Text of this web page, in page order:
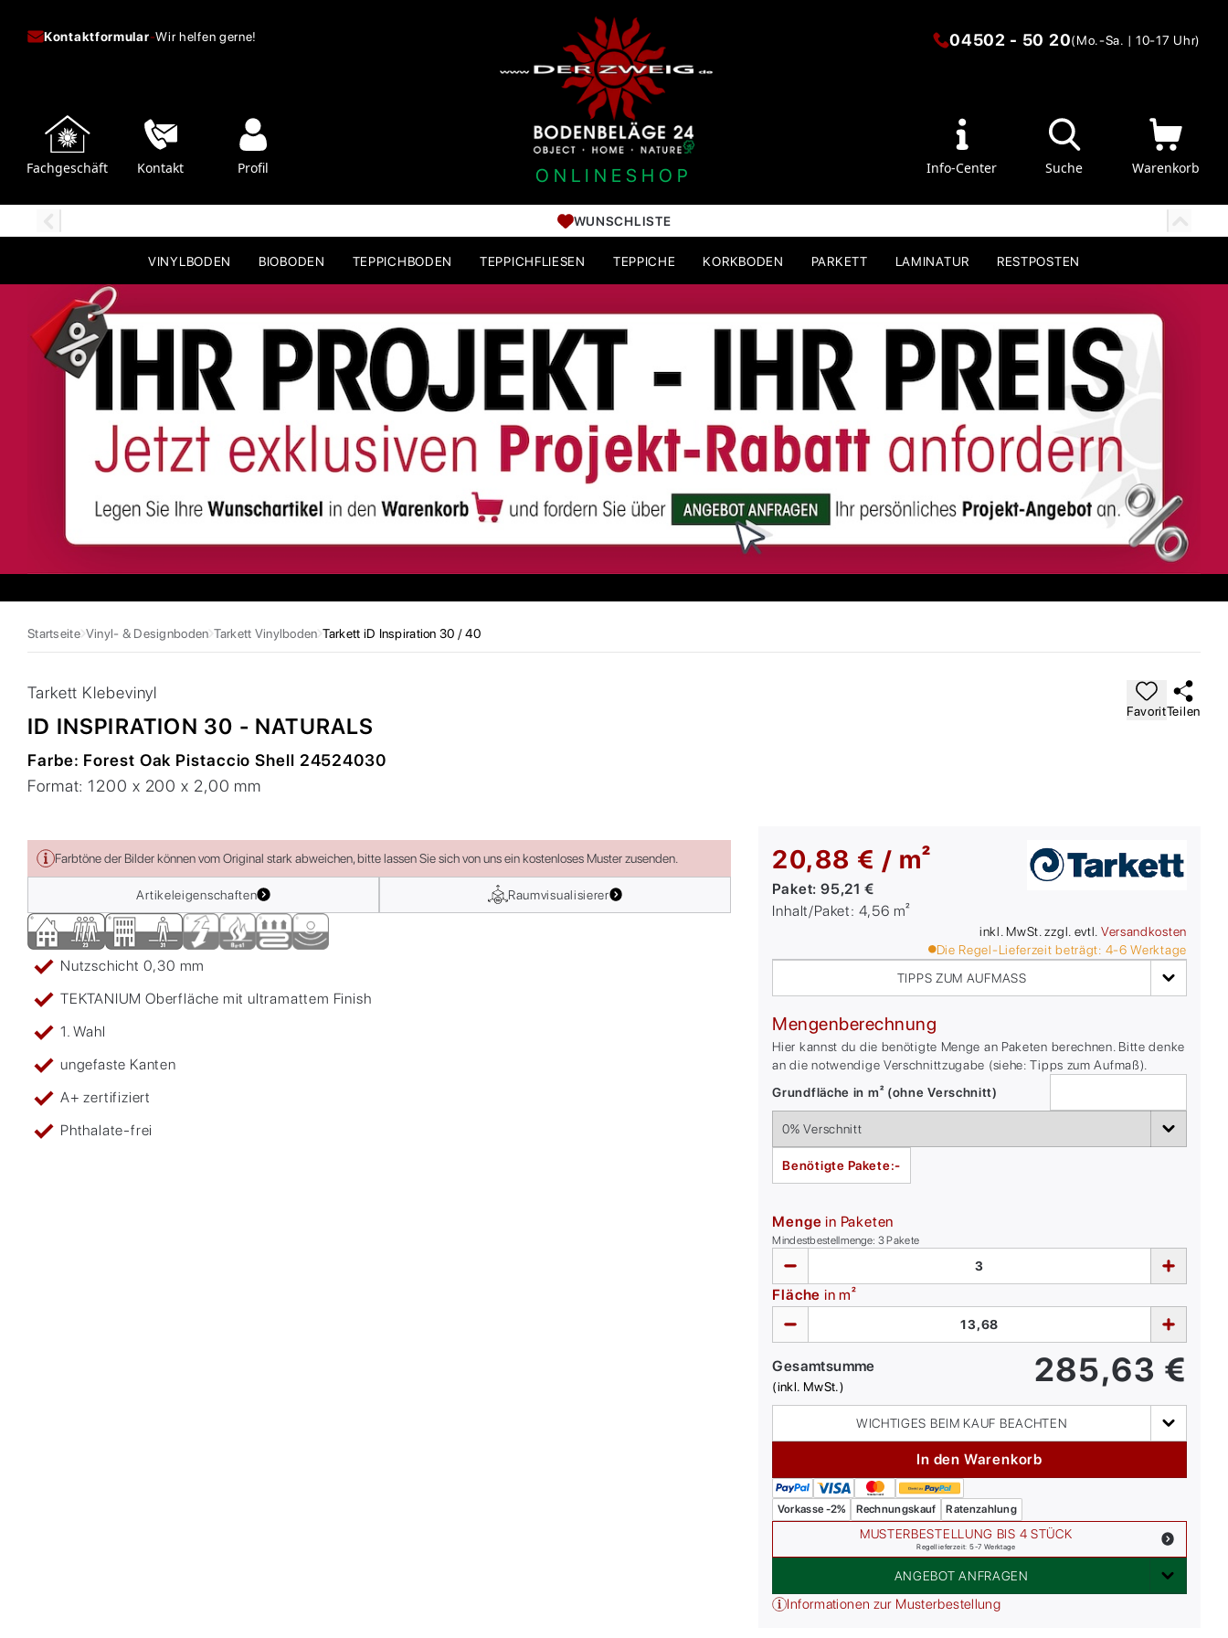
Kontaktformular-Wir helfen gerne!
Fachgeschäft Kontakt Profil ONLINESHOP
04502 - 50 20(Mo.-Sa. | 10-17 Uhr)
Info-Center Suche Warenkorb
WUNSCHLISTE
VINYLBODEN BIOBODEN TEPPICHBODEN TEPPICHFLIESEN TEPPICHE KORKBODEN PARKETT LAMINATUR RESTPOSTEN
Startseite Vinyl- & Designboden Tarkett Vinylboden Tarkett iD Inspiration 30 / 40
Tarkett Klebevinyl
ID INSPIRATION 30 - NATURALS
Farbe: Forest Oak Pistaccio Shell 24524030
Format:1200 x 200 x 2,00 mm
FavoritTeilen
Farbtöne der Bilder können vom Original stark abweichen, bitte lassen Sie sich von uns ein kostenloses Muster zusenden.
Artikeleigenschaften Raumvisualisierer
Nutzschicht 0,30 mm
TEKTANIUM Oberfläche mit ultramattem Finish
1. Wahl
ungefaste Kanten
A+ zertifiziert
Phthalate-frei
20,88 € / m²
Paket: 95,21 €
Inhalt/Paket: 4,56 m²
inkl. MwSt. zzgl. evtl. Versandkosten
Die Regel-Lieferzeit beträgt: 4-6 Werktage
TIPPS ZUM AUFMASS
Mengenberechnung
Hier kannst du die benötigte Menge an Paketen berechnen. Bitte denke
an die notwendige Verschnittzugabe (siehe: Tipps zum Aufmaß).
Grundfläche in m² (ohne Verschnitt)
Benötigte Pakete:-
Menge in Paketen
Mindestbestellmenge: 3Pakete
Fläche in m²
Gesamtsumme
(inkl. MwSt.) 285,63 €
WICHTIGES BEIM KAUF BEACHTEN
In den Warenkorb
Vorkasse -2% Rechnungskauf Ratenzahlung
MUSTERBESTELLUNG BIS 4 STÜCK
Regellieferzeit: 5-7 Werktage
ANGEBOT ANFRAGEN
Informationen zur Musterbestellung